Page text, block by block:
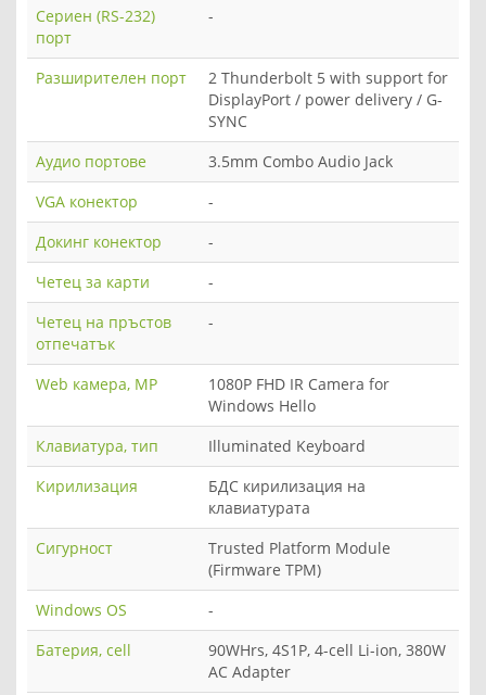
Сериен (RS-232)
порт
-
Разширителен порт
2 Thunderbolt 5 with support for
DisplayPort / power delivery / G-
SYNC
Аудио портове
3.5mm Combo Audio Jack
VGA конектор
-
Докинг конектор
-
Четец за карти
-
Четец на пръстов
отпечатък
-
Web камера, MP
1080P FHD IR Camera for
Windows Hello
Клавиатура, тип
Illuminated Keyboard
Кирилизация
БДС кирилизация на
клавиатурата
Сигурност
Trusted Platform Module
(Firmware TPM)
Windows OS
-
Батерия, cell
90WHrs, 4S1P, 4-cell Li-ion, 380W
AC Adapter